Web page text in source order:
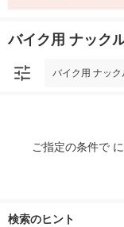
バイク用 ナック
バイク用 ナッ
ご指定の条件で
検索のヒント